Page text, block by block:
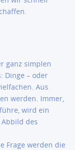
ganz simplen
Dinge – oder
Aus
werden. Immer,
wird ein
des
Frage werden die